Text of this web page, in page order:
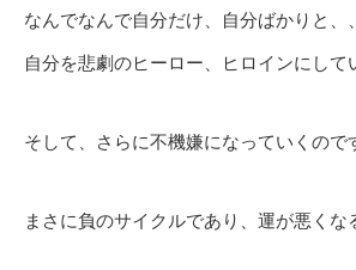
なんでなんで自分だけ、自分ばかりと、
自分を悲劇のヒーロー、ヒロインにして
そして、さらに不機嫌になっていくので
まさに負のサイクルであり、運が悪くな